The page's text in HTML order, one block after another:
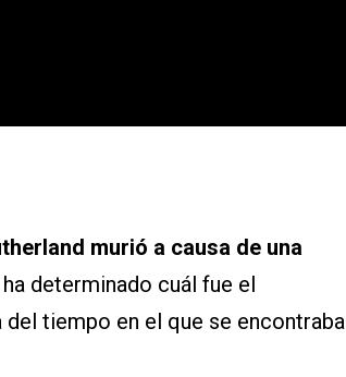
murió a causa de una
determinado cuál fue el
tiempo en el que se encontraba